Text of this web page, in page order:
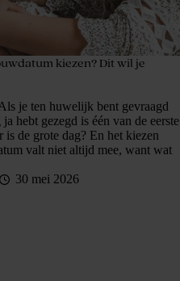
kiezen? Dit wil je
je ten huwelijk bent gevraagd
hebt gezegd is één van de eerste
is de grote dag? En het kiezen
valt niet altijd mee, want wat
30 mei 2026